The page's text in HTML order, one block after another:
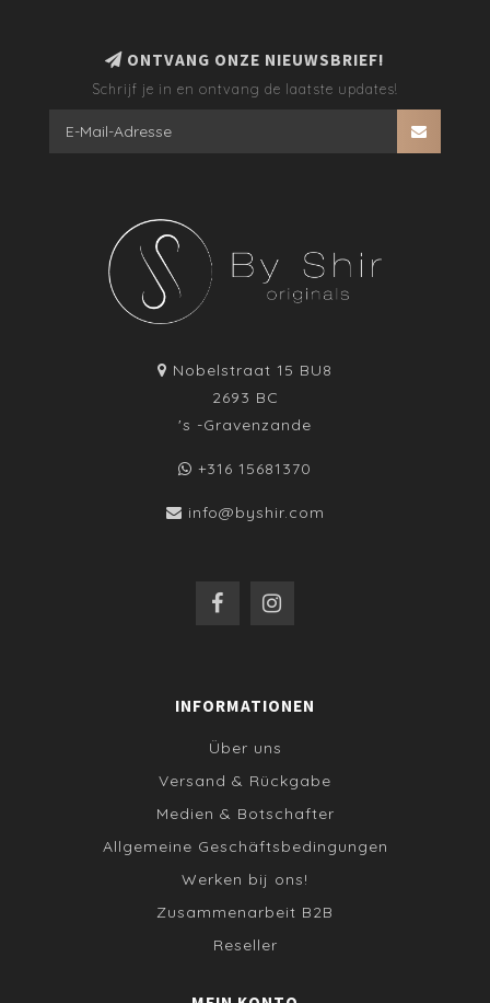
ONTVANG ONZE NIEUWSBRIEF!
Schrijf je in en ontvang de laatste updates!
Nobelstraat 15 BU8
2693 BC
's -Gravenzande
+316 15681370
info@byshir.com
INFORMATIONEN
Über uns
Versand & Rückgabe
Medien & Botschafter
Allgemeine Geschäftsbedingungen
Werken bij ons!
Zusammenarbeit B2B
Reseller